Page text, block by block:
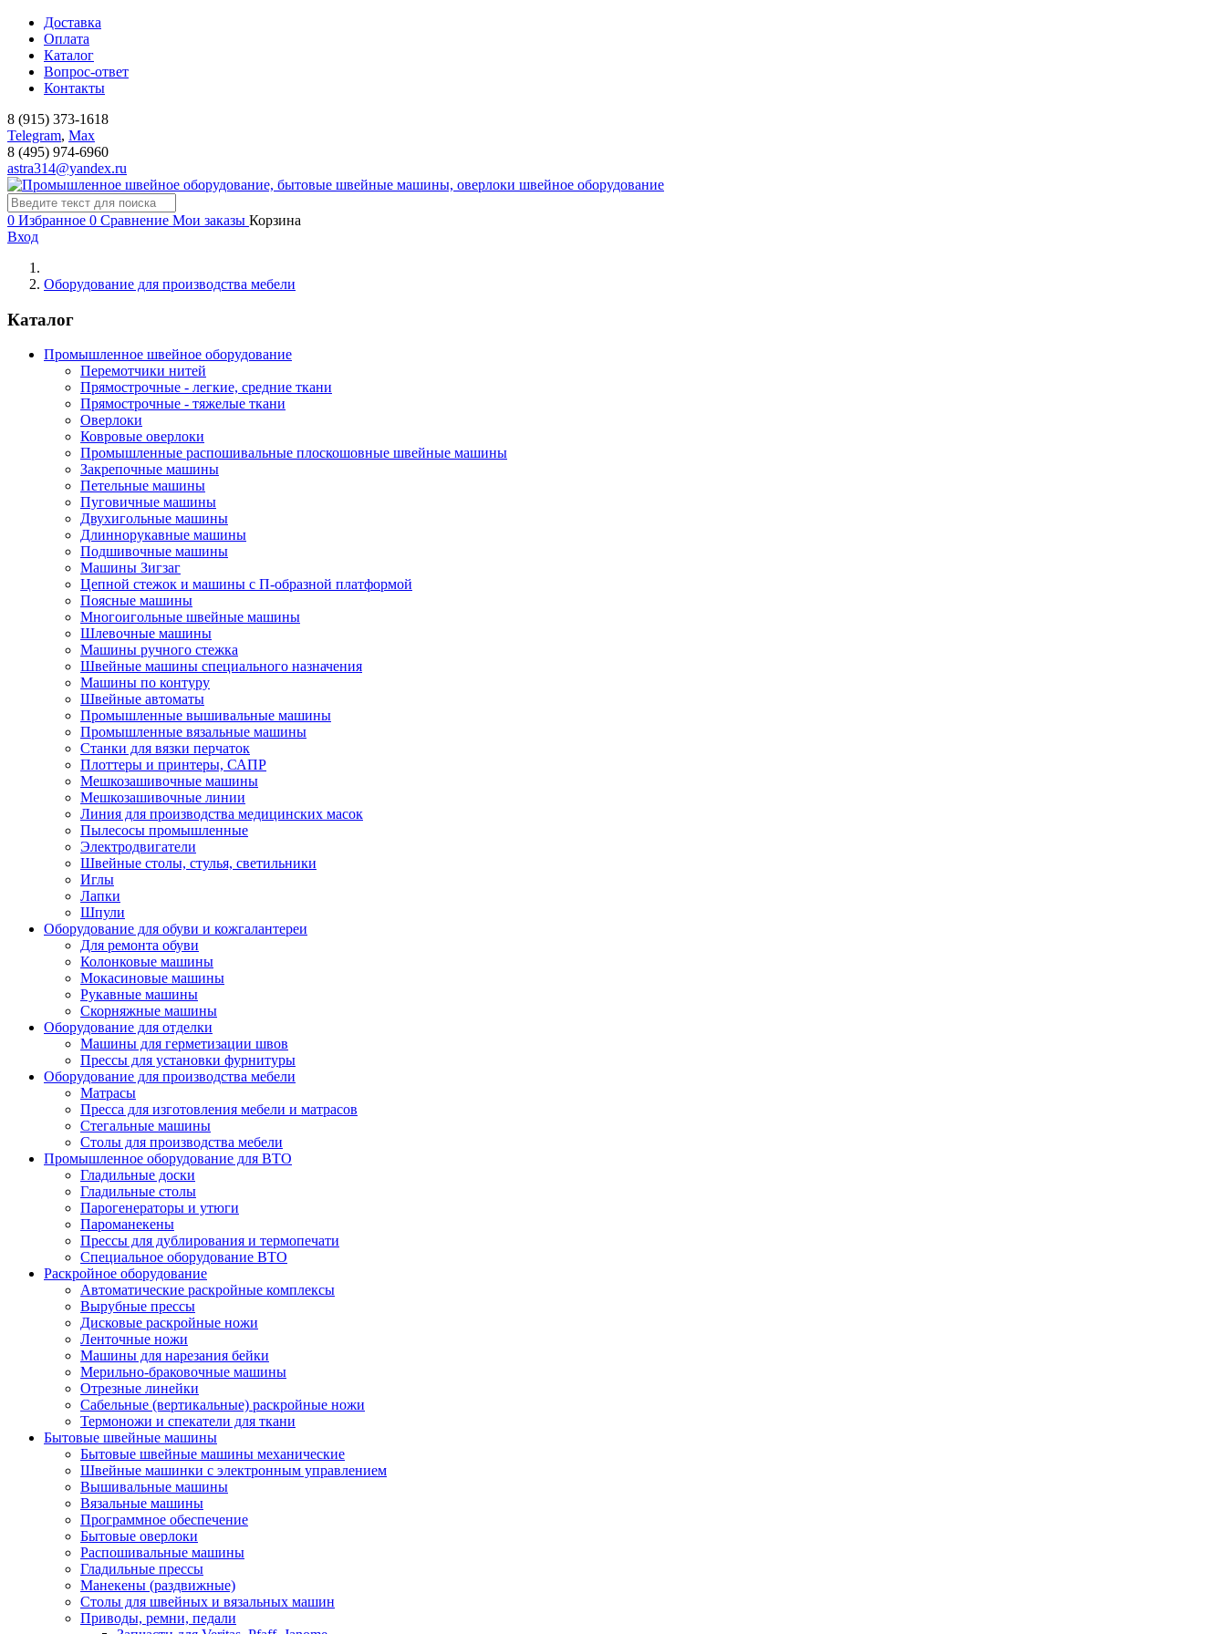
Доставка
Оплата
Каталог
Вопрос-ответ
Контакты
8 (915) 373-1618
Telegram, Мах
8 (495) 974-6960
astra314@yandex.ru
швейное оборудование
0 Избранное 0 Сравнение Мои заказы Корзина
Вход
Оборудование для производства мебели
Каталог
Промышленное швейное оборудование
Перемотчики нитей
Прямострочные - легкие, средние ткани
Прямострочные - тяжелые ткани
Оверлоки
Ковровые оверлоки
Промышленные распошивальные плоскошовные швейные машины
Закрепочные машины
Петельные машины
Пуговичные машины
Двухигольные машины
Длиннорукавные машины
Подшивочные машины
Машины Зигзаг
Цепной стежок и машины с П-образной платформой
Поясные машины
Многоигольные швейные машины
Шлевочные машины
Машины ручного стежка
Швейные машины специального назначения
Машины по контуру
Швейные автоматы
Промышленные вышивальные машины
Промышленные вязальные машины
Станки для вязки перчаток
Плоттеры и принтеры, САПР
Мешкозашивочные машины
Мешкозашивочные линии
Линия для производства медицинских масок
Пылесосы промышленные
Электродвигатели
Швейные столы, стулья, светильники
Иглы
Лапки
Шпули
Оборудование для обуви и кожгалантереи
Для ремонта обуви
Колонковые машины
Мокасиновые машины
Рукавные машины
Скорняжные машины
Оборудование для отделки
Машины для герметизации швов
Прессы для установки фурнитуры
Оборудование для производства мебели
Матрасы
Пресса для изготовления мебели и матрасов
Стегальные машины
Столы для производства мебели
Промышленное оборудование для ВТО
Гладильные доски
Гладильные столы
Парогенераторы и утюги
Пароманекены
Прессы для дублирования и термопечати
Специальное оборудование ВТО
Раскройное оборудование
Автоматические раскройные комплексы
Вырубные прессы
Дисковые раскройные ножи
Ленточные ножи
Машины для нарезания бейки
Мерильно-браковочные машины
Отрезные линейки
Сабельные (вертикальные) раскройные ножи
Термоножи и спекатели для ткани
Бытовые швейные машины
Бытовые швейные машины механические
Швейные машинки с электронным управлением
Вышивальные машины
Вязальные машины
Программное обеспечение
Бытовые оверлоки
Распошивальные машины
Гладильные прессы
Манекены (раздвижные)
Столы для швейных и вязальных машин
Приводы, ремни, педали